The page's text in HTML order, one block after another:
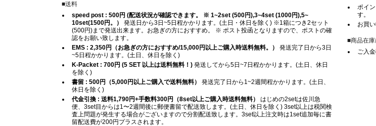
■送料
speed post : 500円 (配送状況が確認できます。 ※ 1~2set (500円),3~4set (1000円),5~
10set(1500円。）
発送日から3日~5日程かかります。(土日・休日を除く) ※1箱につき2セット
(500円)まで発送出来ます。お急ぎの方におすすめ。 ※ ポスト投函となりますので、ポストの確
認をお願い致します。
EMS : 2,350円（お急ぎの方におすすめ/15,000円以上ご購入時送料無料。）
発送完了日から3日
~5日程かかります。(土日、休日を除く)
K-Packet : 700円 (5 SET 以上は送料無料！) 発送してから5日~7日程かかります。(土日、休日
を除く)
書留 : 500円（5,000円以上ご購入で送料無料）
発送完了日から1~2週間程かかります。(土日、
休日を除く)
代金引換 : 送料1,790円+手数料300円（8set以上ご購入時送料無料）
はじめの2setは佐川急
便、3set目からは1〜2週間後に郵便書留で配送致します。(土日、休日を除く) 3set以上は税関検
査上問題が発生する場合がございますので分割配送致します。3set以上注文時は1set追加毎に書
留配送費が200円プラスされます。
ポイ
す。
お買
■商品在
ご入